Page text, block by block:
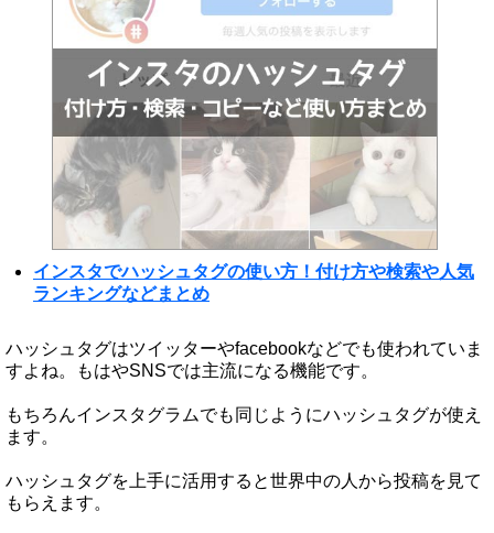
インスタでハッシュタグの使い方！付け方や検索や人気
ランキングなどまとめ
ハッシュタグはツイッターやfacebookなどでも使われていま
すよね。もはやSNSでは主流になる機能です。
もちろんインスタグラムでも同じようにハッシュタグが使え
ます。
ハッシュタグを上手に活用すると世界中の人から投稿を見て
もらえます。